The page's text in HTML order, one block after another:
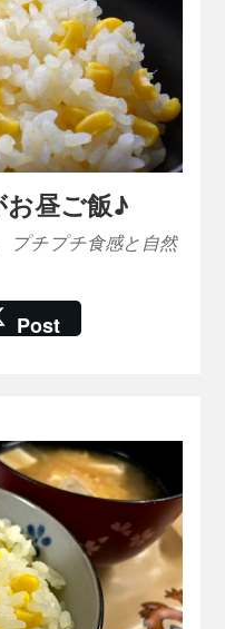
お昼ご飯♪
プチプチ食感と自然
Post